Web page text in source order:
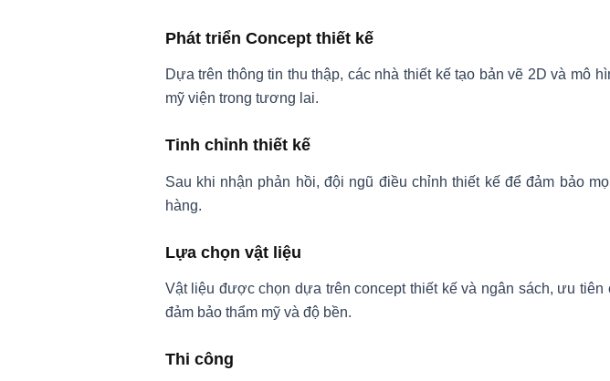
Phát triển Concept thiết kế
Dựa trên thông tin thu thập, các nhà thiết kế tạo bản vẽ 2D và mô
mỹ viện trong tương lai.
Tinh chỉnh thiết kế
Sau khi nhận phản hồi, đội ngũ điều chỉnh thiết kế để đảm bảo
hàng.
Lựa chọn vật liệu
Vật liệu được chọn dựa trên concept thiết kế và ngân sách, ưu
đảm bảo thẩm mỹ và độ bền.
Thi công